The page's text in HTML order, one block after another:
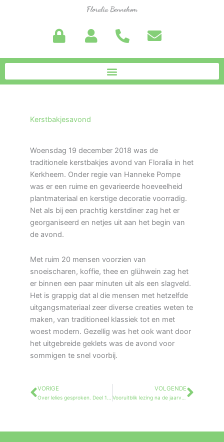
Floralia Bennekom
Kerstbakjesavond
Woensdag 19 december 2018 was de
traditionele kerstbakjes avond van Floralia in het
Kerkheem. Onder regie van Hanneke Pompe
was er een ruime en gevarieerde hoeveelheid
plantmateriaal en kerstige decoratie voorradig.
Net als bij een prachtig kerstdiner zag het er
georganiseerd en netjes uit aan het begin van
de avond.
Met ruim 20 mensen voorzien van
snoeischaren, koffie, thee en glühwein zag het
er binnen een paar minuten uit als een slagveld.
Het is grappig dat al die mensen met hetzelfde
uitgangsmateriaal zeer diverse creaties weten te
maken, van traditioneel klassiek tot en met
woest modern. Gezellig was het ook want door
het uitgebreide geklets was de avond voor
sommigen te snel voorbij.
Vorige
VORIGE VOLGENDE